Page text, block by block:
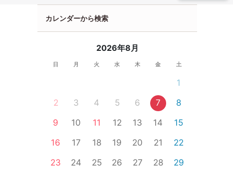
茅ヶ崎市 平塚市 横浜市内その他 大和市
カレンダーから検索
2026年8月
日 月 火 水 木 金 土
1
2
3 4 5 6 7
8
9
10 11 12 13 14
15
16
17 18 19 20 21
22
23
24 25 26 27 28
29